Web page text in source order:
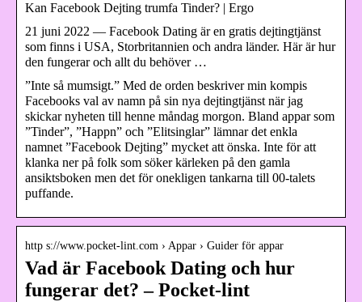
Kan Facebook Dejting trumfa Tinder? | Ergo
21 juni 2022 — Facebook Dating är en gratis dejtingtjänst
som finns i USA, Storbritannien och andra länder. Här är hur
den fungerar och allt du behöver …
”Inte så mumsigt.” Med de orden beskriver min kompis
Facebooks val av namn på sin nya dejtingtjänst när jag
skickar nyheten till henne måndag morgon. Bland appar som
”Tinder”, ”Happn” och ”Elitsinglar” lämnar det enkla
namnet ”Facebook Dejting” mycket att önska. Inte för att
klanka ner på folk som söker kärleken på den gamla
ansiktsboken men det för onekligen tankarna till 00-talets
puffande.
http s://www.pocket-lint.com › Appar › Guider för appar
Vad är Facebook Dating och hur
fungerar det? – Pocket-lint